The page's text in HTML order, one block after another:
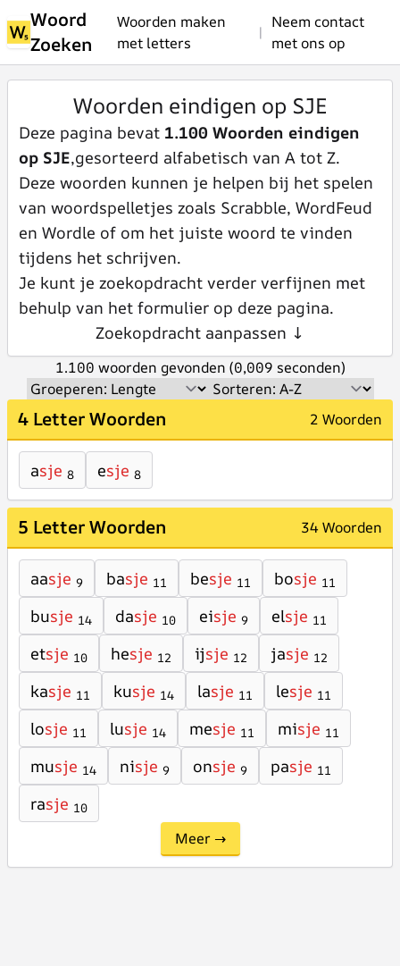
Woord
Zoeken
Woorden maken
met letters
|
Neem contact
met ons op
Woorden eindigen op SJE
Deze pagina bevat 1.100 Woorden eindigen
op SJE,gesorteerd alfabetisch van A tot Z.
Deze woorden kunnen je helpen bij het spelen
van woordspelletjes zoals Scrabble, WordFeud
en Wordle of om het juiste woord te vinden
tijdens het schrijven.
Je kunt je zoekopdracht verder verfijnen met
behulp van het formulier op deze pagina.
Zoekopdracht aanpassen ↓
1.100 woorden gevonden (0,009 seconden)
4 Letter Woorden 2 Woorden
asje 8 esje 8
5 Letter Woorden 34 Woorden
aasje 9 basje 11 besje 11 bosje 11
busje 14 dasje 10 eisje 9 elsje 11
etsje 10 hesje 12 ijsje 12 jasje 12
kasje 11 kusje 14 lasje 11 lesje 11
losje 11 lusje 14 mesje 11 misje 11
musje 14 nisje 9 onsje 9 pasje 11
rasje 10
Meer →